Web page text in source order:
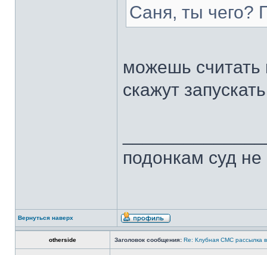
Саня, ты чего?
можешь
скажут
подонкам суд
Вернуться наверх
otherside Заголовок сообщения: Re: Клубная СМС рассылка